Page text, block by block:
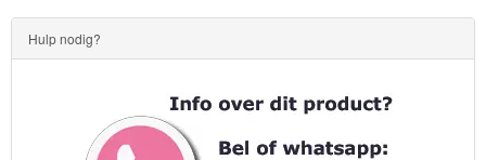
Hulp nodig?